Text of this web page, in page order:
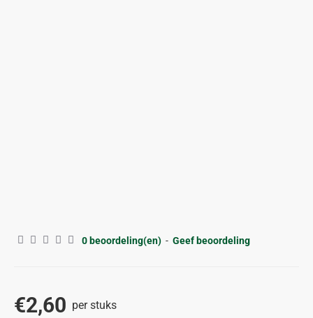
0 beoordeling(en) - Geef beoordeling
€2,60 per stuks